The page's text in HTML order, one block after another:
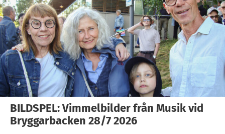
BILDSPEL: Vimmelbilder från Musik vid
Bryggarbacken 28/7 2026